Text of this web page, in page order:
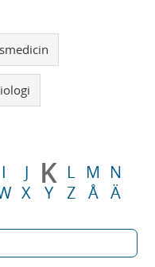
I J K L M N
X Y Z Å Ä